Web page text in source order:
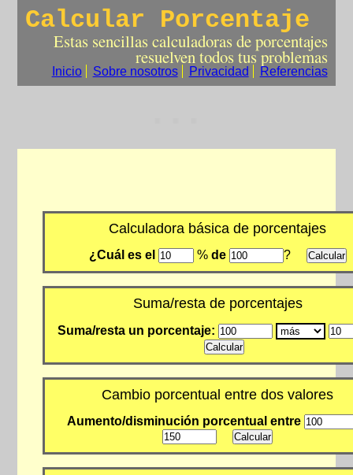
Calcular Porcentaje
Estas sencillas calculadoras de porcentajes
resuelven todos tus problemas
Inicio Sobre nosotros Privacidad Referencias
Calculadora básica de porcentajes
¿Cuál es el % de ?
Suma/resta de porcentajes
Suma/resta un porcentaje:
Cambio porcentual entre dos valores
Aumento/disminución porcentual entre